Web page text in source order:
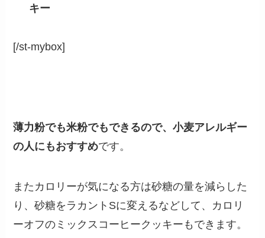
キー
[/st-mybox]
薄力粉でも米粉でもできるので、小麦アレルギー
の人にもおすすめです。
またカロリーが気になる方は砂糖の量を減らした
り、砂糖をラカントSに変えるなどして、カロリ
ーオフのミックスコーヒークッキーもできます。